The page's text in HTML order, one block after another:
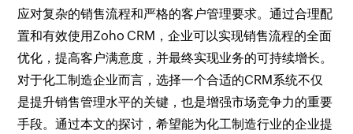
应对复杂的销售流程和严格的客户管理要求。通过合理配
置和有效使用Zoho CRM，企业可以实现销售流程的全面
优化，提高客户满意度，并最终实现业务的可持续增长。
对于化工制造企业而言，选择一个合适的CRM系统不仅
是提升销售管理水平的关键，也是增强市场竞争力的重要
手段。通过本文的探讨，希望能为化工制造行业的企业提